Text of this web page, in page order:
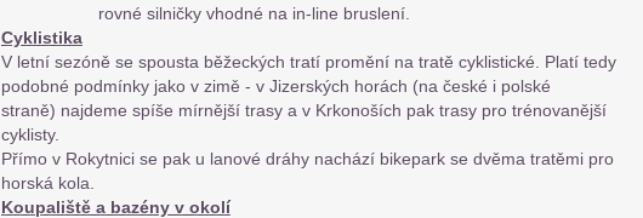
rovné silničky vhodné na in-line bruslení.
Cyklistika
V letní sezóně se spousta běžeckých tratí promění na tratě cyklistické. Platí tedy
podobné podmínky jako v zimě - v Jizerských horách (na české i polské
straně) najdeme spíše mírnější trasy a v Krkonoších pak trasy pro trénovanější
cyklisty.
Přímo v Rokytnici se pak u lanové dráhy nachází bikepark se dvěma tratěmi pro
horská kola.
Koupaliště a bazény v okolí